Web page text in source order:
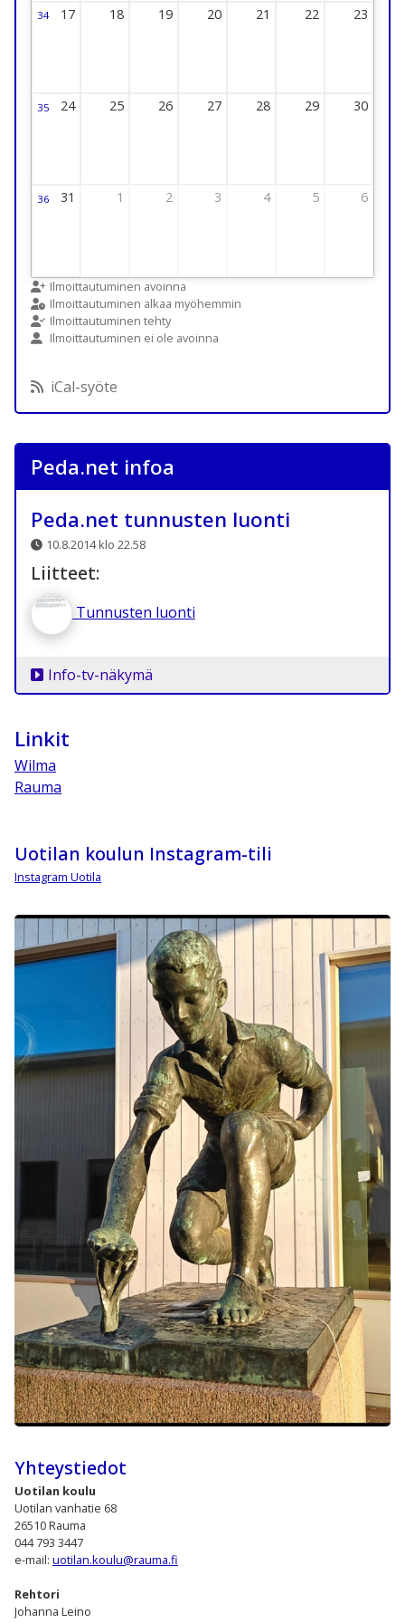
34
Viikko 34
17
18
19
20
21
22
23
35
Viikko 35
24
25
26
27
28
29
30
36
Viikko 36
31
1
2
3
4
5
6
Ilmoittautuminen avoinna
Ilmoittautuminen alkaa myöhemmin
Ilmoittautuminen tehty
Ilmoittautuminen ei ole avoinna
iCal-syöte
Peda.net infoa
Peda.net tunnusten luonti
10.8.2014 klo 22.58
Liitteet:
Tunnusten luonti
Info-tv-näkymä
Linkit
Wilma
Rauma
Uotilan koulun Instagram-tili
Instagram Uotila
Yhteystiedot
Uotilan koulu
Uotilan vanhatie 68
26510 Rauma
044 793 3447
e-mail: uotilan.koulu@rauma.fi
Rehtori
Johanna Leino